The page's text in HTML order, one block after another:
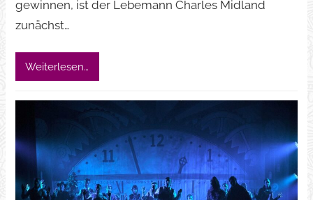
gewinnen, ist der Lebemann Charles Midland
zunächst…
Weiterlesen…